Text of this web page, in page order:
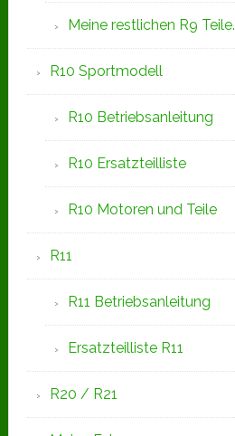
Meine restlichen R9 Teile.
R10 Sportmodell
R10 Betriebsanleitung
R10 Ersatzteilliste
R10 Motoren und Teile
R11
R11 Betriebsanleitung
Ersatzteilliste R11
R20 / R21